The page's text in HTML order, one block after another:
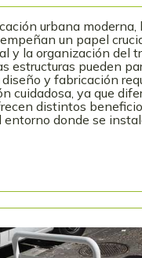
urbana moderna,
un papel
y la organización del
estructuras pueden
y fabricación
cuidadosa, ya que
distintos
entorno donde se